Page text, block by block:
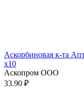
Аскорбиновая к-та
x10
Аскопром ООО
33.90 ₽